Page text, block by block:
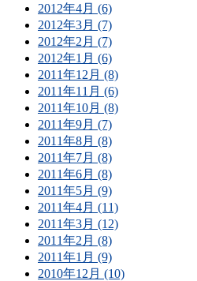
2012年4月 (6)
2012年3月 (7)
2012年2月 (7)
2012年1月 (6)
2011年12月 (8)
2011年11月 (6)
2011年10月 (8)
2011年9月 (7)
2011年8月 (8)
2011年7月 (8)
2011年6月 (8)
2011年5月 (9)
2011年4月 (11)
2011年3月 (12)
2011年2月 (8)
2011年1月 (9)
2010年12月 (10)